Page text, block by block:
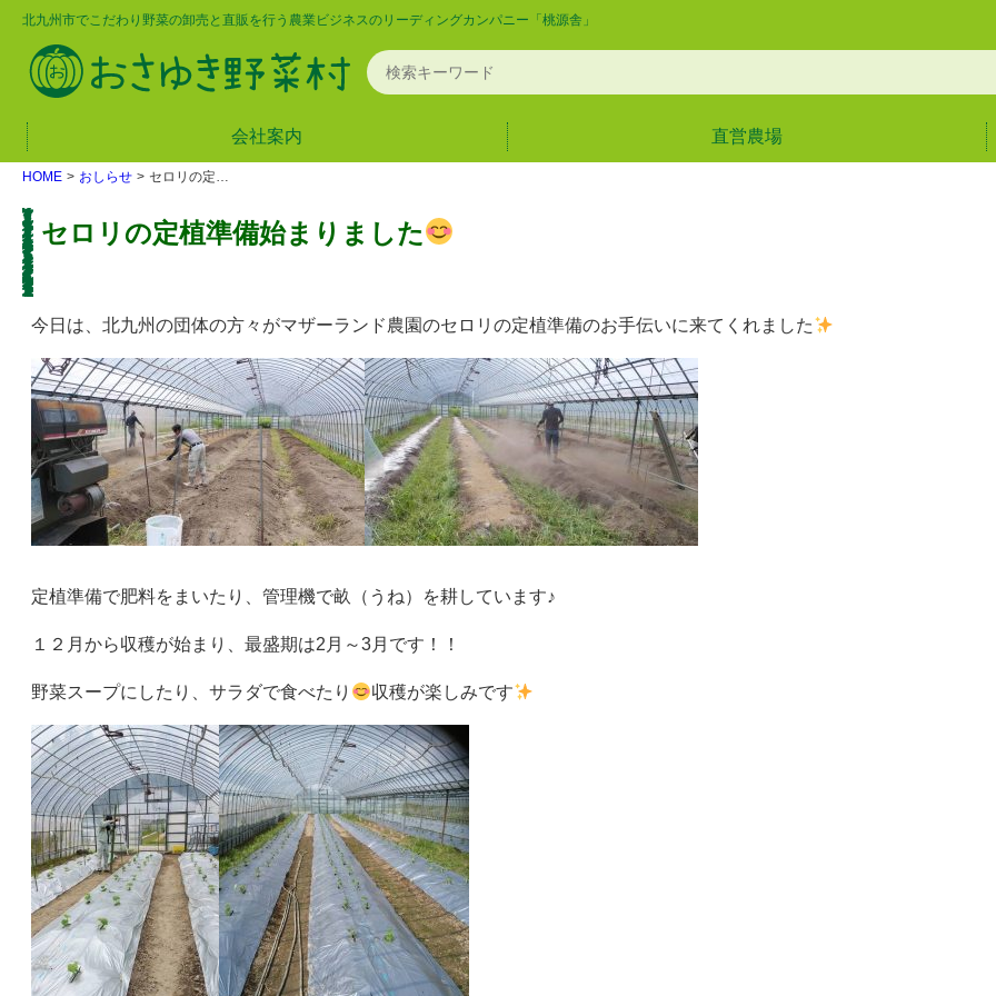
北九州市でこだわり野菜の卸売と直販を行う農業ビジネスのリーディングカンパニー「桃源舎」
会社案内 直営農場
HOME おしらせ セロリの定植準備始まりました
セロリの定植準備始まりました
今日は、北九州の団体の方々がマザーランド農園のセロリの定植準備のお手伝いに来てくれました
定植準備で肥料をまいたり、管理機で畝（うね）を耕しています♪
１２月から収穫が始まり、最盛期は2月～3月です！！
野菜スープにしたり、サラダで食べたり 収穫が楽しみです